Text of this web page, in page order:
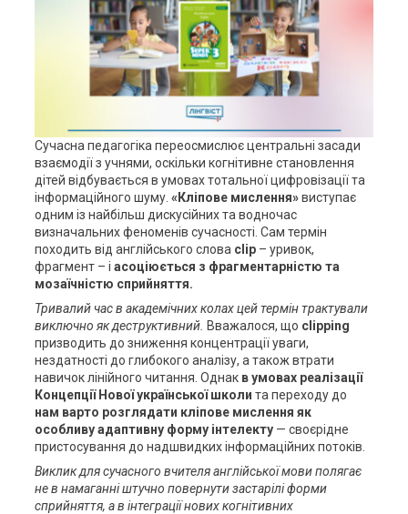
Сучасна педагогіка переосмислює центральні засади
взаємодії з учнями, оскільки когнітивне становлення
дітей відбувається в умовах тотальної цифровізації та
інформаційного шуму. «Кліпове мислення»виступає
одним із найбільш дискусійних та водночас
визначальних феноменів сучасності. Сам термін
походить від англійського слова clip– уривок,
фрагмент – і асоціюється з фрагментарністю та
мозаїчністю сприйняття.
Тривалий час в академічних колах цей термін трактували
виключно як деструктивний. Вважалося, що clipping
призводить до зниження концентрації уваги,
нездатності до глибокого аналізу, а також втрати
навичок лінійного читання. Однак в умовах реалізації
Концепції Нової української школи та переходу до
нам варто розглядати кліпове мислення як
особливу адаптивну форму інтелекту— своєрідне
пристосування до надшвидких інформаційних потоків.
Виклик для сучасного вчителя англійської мови полягає
не в намаганні штучно повернути застарілі форми
сприйняття, а в інтеграції нових когнітивних